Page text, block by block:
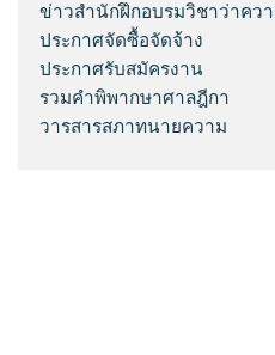
ข่าวสำนักฝึกอบรมวิชาว่าคว
ประกาศจัดซื้อจัดจ้าง
ประกาศรับสมัครงาน
รวมคำพิพากษาศาลฎีกา
วารสารสภาทนายความ